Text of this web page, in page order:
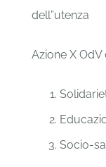
dell”utenza
Azione X
Socio-